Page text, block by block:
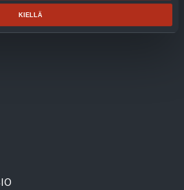
KIELLÄ
lähtee aina taloyhtiön